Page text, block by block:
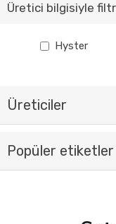
Üretici bilgisiyle
Hyster
Üreticiler
Popüler etiketler